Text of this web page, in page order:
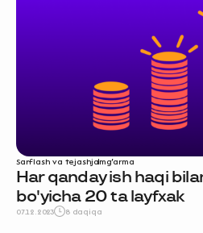
Sarflash va tejashjamg‘arma
Har qanday ish haqi
bo'yicha 20 ta layfxak
07.12.2023 8 daqiqa